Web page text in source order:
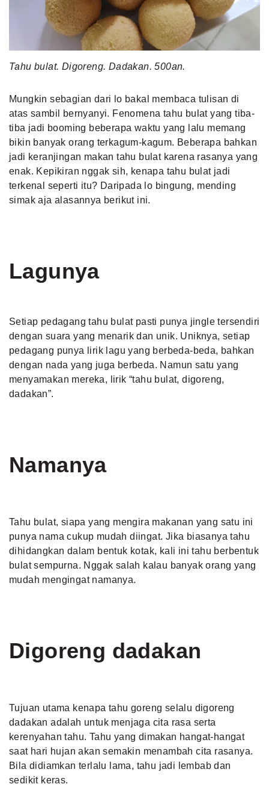
MLDPOINTS
Tahu bulat. Digoreng. Dadakan. 500an.
Mungkin sebagian dari lo bakal membaca tulisan di
atas sambil bernyanyi. Fenomena tahu bulat yang tiba-
tiba jadi booming beberapa waktu yang lalu memang
bikin banyak orang terkagum-kagum. Beberapa bahkan
jadi keranjingan makan tahu bulat karena rasanya yang
enak. Kepikiran nggak sih, kenapa tahu bulat jadi
terkenal seperti itu? Daripada lo bingung, mending
simak aja alasannya berikut ini.
Lagunya
Setiap pedagang tahu bulat pasti punya jingle tersendiri
dengan suara yang menarik dan unik. Uniknya, setiap
pedagang punya lirik lagu yang berbeda-beda, bahkan
dengan nada yang juga berbeda. Namun satu yang
menyamakan mereka, lirik “tahu bulat, digoreng,
dadakan”.
Namanya
Tahu bulat, siapa yang mengira makanan yang satu ini
punya nama cukup mudah diingat. Jika biasanya tahu
dihidangkan dalam bentuk kotak, kali ini tahu berbentuk
bulat sempurna. Nggak salah kalau banyak orang yang
mudah mengingat namanya.
Digoreng dadakan
Tujuan utama kenapa tahu goreng selalu digoreng
dadakan adalah untuk menjaga cita rasa serta
kerenyahan tahu. Tahu yang dimakan hangat-hangat
saat hari hujan akan semakin menambah cita rasanya.
Bila didiamkan terlalu lama, tahu jadi lembab dan
sedikit keras.